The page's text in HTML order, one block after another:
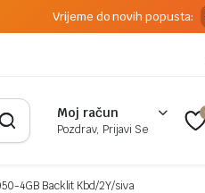
Vrijeme do novih popusta:
Moj račun
Pozdrav, Prijavi Se
4GB Backlit Kbd/2Y/siva